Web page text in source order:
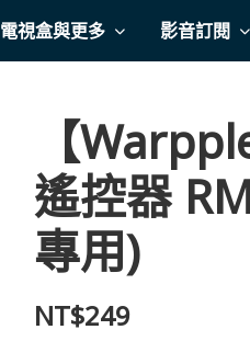
電視盒與更多 影音訂閱
【
遙控器
專用)
NT$249